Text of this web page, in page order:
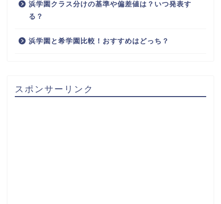
浜学園クラス分けの基準や偏差値は？いつ発表す
る？
浜学園と希学園比較！おすすめはどっち？
スポンサーリンク